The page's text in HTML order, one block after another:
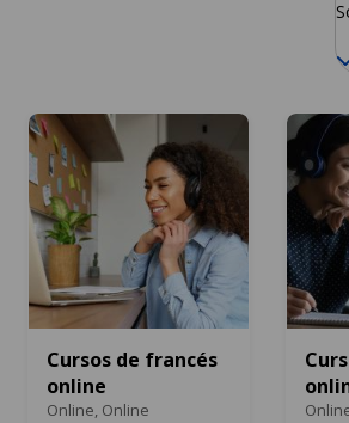
Cursos de francés
online
Online, Online